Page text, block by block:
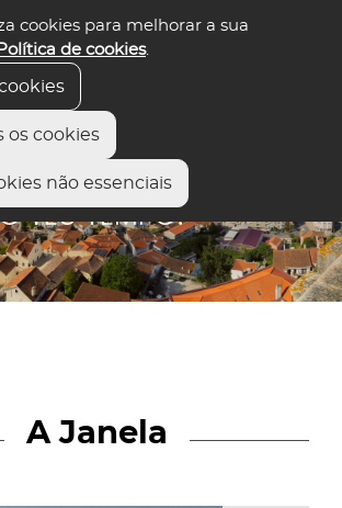
cookies para melhorar a sua
Política de cookies.
os cookies
não essenciais
A Janela